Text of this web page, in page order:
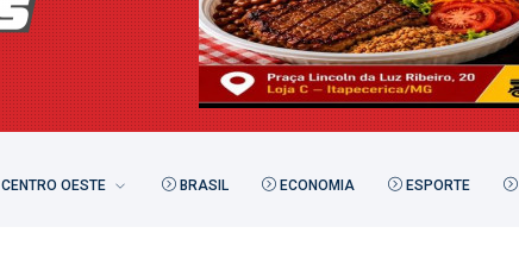
CENTRO OESTE BRASIL ECONOMIA ESPORTE